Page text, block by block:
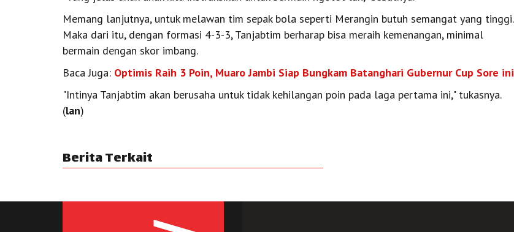
Memang lanjutnya, untuk melawan tim sepak bola seperti Merangin butuh semangat yang tinggi.
Maka dari itu, dengan formasi 4-3-3, Tanjabtim berharap bisa meraih kemenangan, minimal
bermain dengan skor imbang.
Baca Juga: Optimis Raih 3 Poin, Muaro Jambi Siap Bungkam Batanghari Gubernur Cup Sore ini
"Intinya Tanjabtim akan berusaha untuk tidak kehilangan poin pada laga pertama ini," tukasnya.
(lan)
Berita Terkait